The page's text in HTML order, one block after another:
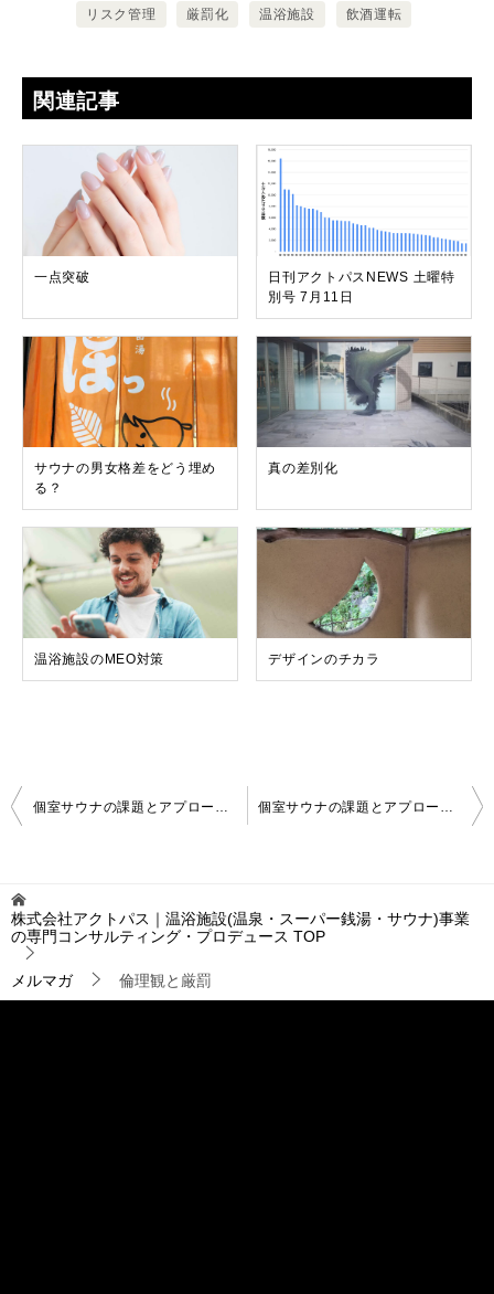
リスク管理 厳罰化 温浴施設 飲酒運転
関連記事
一点突破
日刊アクトパスNEWS 土曜特
別号 7月11日
サウナの男女格差をどう埋め
る？
真の差別化
温浴施設のMEO対策 デザインのチカラ
投
稿
ゲ
ー
シ
ョ
ン
個室サウナの課題とアプローチ〈課題編〉 個室サウナの課題とアプローチ(2)
株式会社アクトパス｜温浴施設(温泉・スーパー銭湯・サウナ)事業
の専門コンサルティング・プロデュース TOP
メルマガ 倫理観と厳罰